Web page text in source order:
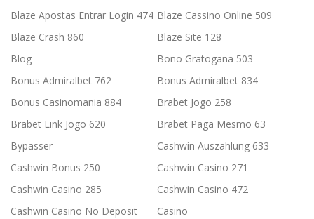
Blaze Apostas Entrar Login 474 Blaze Cassino Online 509
Blaze Crash 860
Blaze Site 128
Blog
Bono Gratogana 503
Bonus Admiralbet 762
Bonus Admiralbet 834
Bonus Casinomania 884
Brabet Jogo 258
Brabet Link Jogo 620
Brabet Paga Mesmo 63
Bypasser
Cashwin Auszahlung 633
Cashwin Bonus 250
Cashwin Casino 271
Cashwin Casino 285
Cashwin Casino 472
Cashwin Casino No Deposit
Casino